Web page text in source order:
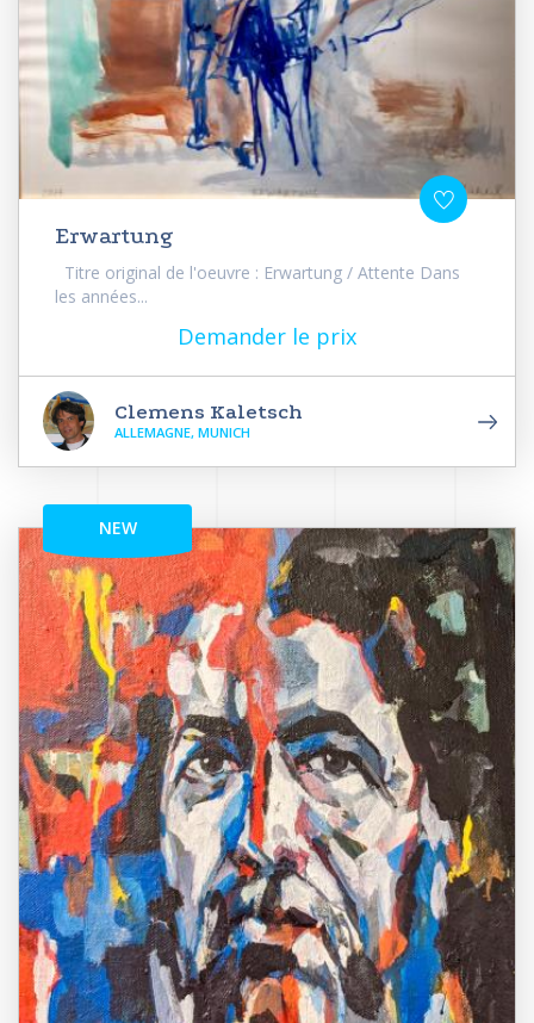
Erwartung
Titre original de l'oeuvre : Erwartung / Attente Dans
les années...
Demander le prix
Clemens Kaletsch
ALLEMAGNE, MUNICH
NEW